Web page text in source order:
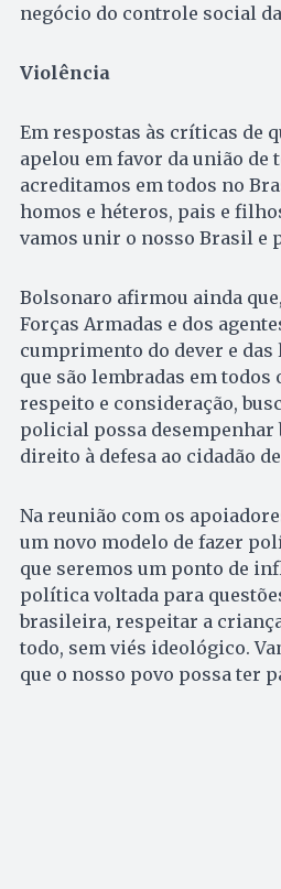
negócio do controle social
Violência
Em respostas às críticas de
apelou em favor da união de
acreditamos em todos no
homos e héteros, pais e
vamos unir o nosso Brasil e
Bolsonaro afirmou ainda
Forças Armadas e dos
cumprimento do dever e das
que são lembradas em
respeito e consideração,
policial possa desempenhar
direito à defesa ao cidadão de
Na reunião com os
um novo modelo de fazer
que seremos um ponto de
política voltada para
brasileira, respeitar a
todo, sem viés ideológico.
que o nosso povo possa ter